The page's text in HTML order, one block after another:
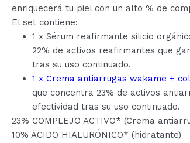
enriquecerá tu piel con un alto % de
El set contiene:
1 x Sérum reafirmante silicio
22% de activos reafirmantes que
tras su uso continuado.
1 x Crema antiarrugas wakame +
que concentra 23% de activos
efectividad tras su uso continuado.
23% COMPLEJO ACTIVO* (Crema
10% ÁCIDO HIALURÓNICO* (hidratante)